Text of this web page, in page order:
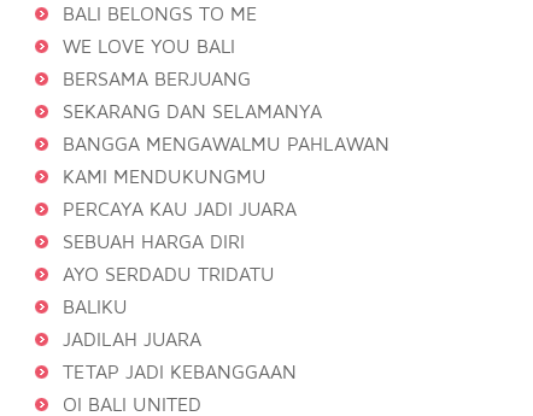
BALI BELONGS TO ME
WE LOVE YOU BALI
BERSAMA BERJUANG
SEKARANG DAN SELAMANYA
BANGGA MENGAWALMU PAHLAWAN
KAMI MENDUKUNGMU
PERCAYA KAU JADI JUARA
SEBUAH HARGA DIRI
AYO SERDADU TRIDATU
BALIKU
JADILAH JUARA
TETAP JADI KEBANGGAAN
OI BALI UNITED